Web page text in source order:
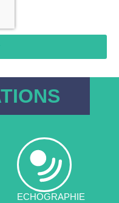
ECHOGRAPHIE